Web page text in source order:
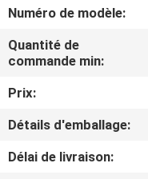
VISITE
DE
CONTRÔLE
QUALITÉ
Numéro de modèle:
Quantité de
commande min:
Prix:
Détails d'emballage:
Délai de livraison: